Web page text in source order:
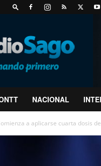
NACIONAL
a aplicarse cuarta dosis